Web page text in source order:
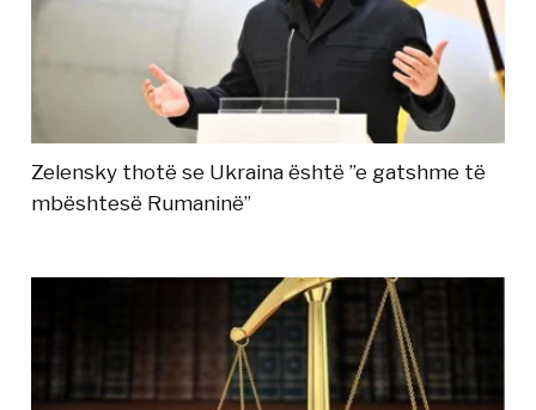
Zelensky thotë se Ukraina është ”e gatshme të
mbështesë Rumaninë”